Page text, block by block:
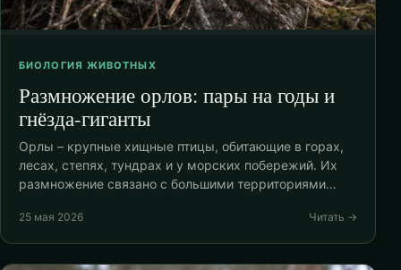
БИОЛОГИЯ ЖИВОТНЫХ
Размножение орлов: пары на годы и
гнёзда-гиганты
Орлы – крупные хищные птицы, обитающие в горах,
лесах, степях, тундрах и у морских побережий. Их
размножение связано с большими территориями…
25 мая 2026 Читать →